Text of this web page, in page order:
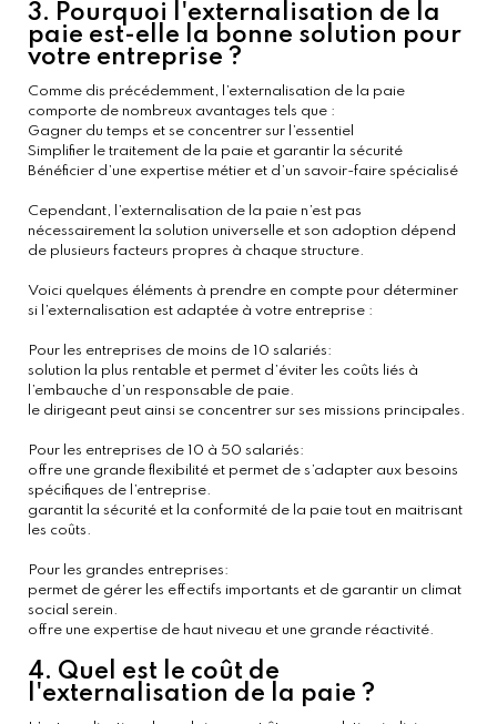
3. Pourquoi l'externalisation de la
paie est-elle la bonne solution pour
votre entreprise ?
Comme dis précédemment, l’externalisation de la paie
comporte de nombreux avantages tels que :
Gagner du temps et se concentrer sur l’essentiel
Simplifier le traitement de la paie et garantir la sécurité
Bénéficier d’une expertise métier et d’un savoir-faire spécialisé
Cependant, l’externalisation de la paie n’est pas
nécessairement la solution universelle et son adoption dépend
de plusieurs facteurs propres à chaque structure.
Voici quelques éléments à prendre en compte pour déterminer
si l’externalisation est adaptée à votre entreprise :
Pour les entreprises de moins de 10 salariés:
solution la plus rentable et permet d’éviter les coûts liés à
l’embauche d’un responsable de paie.
le dirigeant peut ainsi se concentrer sur ses missions principales.
Pour les entreprises de 10 à 50 salariés:
offre une grande flexibilité et permet de s’adapter aux besoins
spécifiques de l’entreprise.
garantit la sécurité et la conformité de la paie tout en maitrisant
les coûts.
Pour les grandes entreprises:
permet de gérer les effectifs importants et de garantir un climat
social serein.
offre une expertise de haut niveau et une grande réactivité.
4. Quel est le coût de
l'externalisation de la paie ?